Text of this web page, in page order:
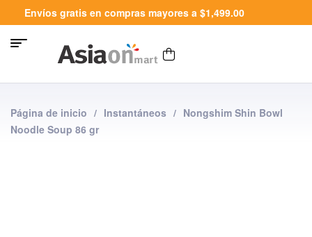
Envíos gratis en compras mayores a $1,499.00
Página de inicio / Instantáneos / Nongshim Shin Bowl
Noodle Soup 86 gr